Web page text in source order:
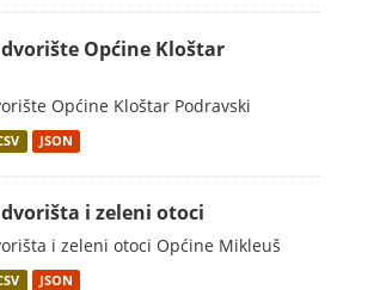
Općine Kloštar
Općine Kloštar Podravski
JSON
i zeleni otoci
i zeleni otoci Općine Mikleuš
JSON